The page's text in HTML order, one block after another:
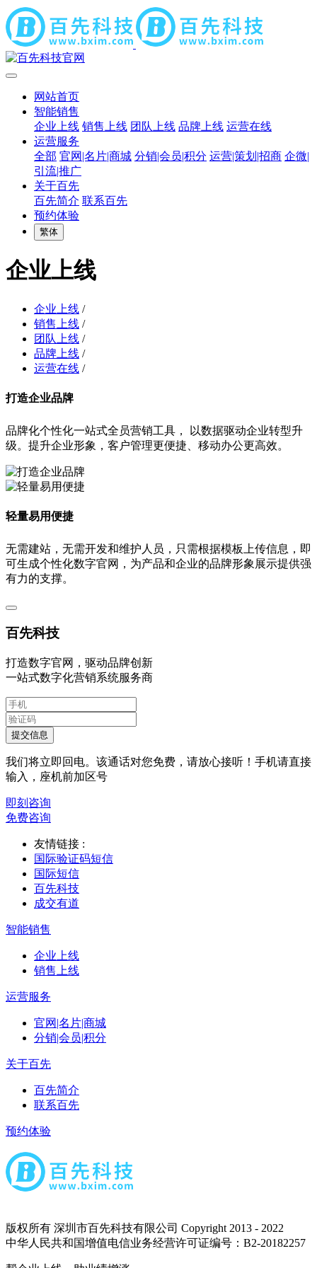
网站首页
智能销售
企业上线 销售上线 团队上线 品牌上线 运营在线
运营服务
全部 官网|名片|商城 分销|会员|积分 运营|策划|招商 企微|
引流|推广
关于百先
百先简介 联系百先
预约体验
繁体
企业上线
企业上线 /
销售上线 /
团队上线 /
品牌上线 /
运营在线 /
打造企业品牌
品牌化个性化一站式全员营销工具， 以数据驱动企业转型升
级。提升企业形象，客户管理更便捷、移动办公更高效。
轻量易用便捷
无需建站，无需开发和维护人员，只需根据模板上传信息，即
可生成个性化数字官网，为产品和企业的品牌形象展示提供强
有力的支撑。
百先科技
打造数字官网，驱动品牌创新
一站式数字化营销系统服务商
提交信息
我们将立即回电。该通话对您免费，请放心接听！手机请直接
输入，座机前加区号
即刻咨询
免费咨询
友情链接 :
国际验证码短信
国际短信
百先科技
成交有道
智能销售
企业上线
销售上线
运营服务
官网|名片|商城
分销|会员|积分
关于百先
百先简介
联系百先
预约体验
版权所有 深圳市百先科技有限公司 Copyright 2013 - 2022
中华人民共和国增值电信业务经营许可证编号：B2-20182257